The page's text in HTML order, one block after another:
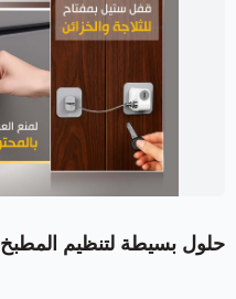
حلول بسيطة لتنظيم المطبخ